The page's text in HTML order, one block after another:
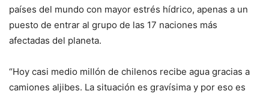
países del mundo con mayor estrés hídrico, apenas a un
puesto de entrar al grupo de las 17 naciones más
afectadas del planeta.
“Hoy casi medio millón de chilenos recibe agua gracias a
camiones aljibes. La situación es gravísima y por eso es